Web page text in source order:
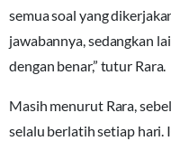
semua soal yang
jawabannya, sedangkan
dengan benar,” tutur Rara.
Masih menurut Rara,
selalu berlatih setiap hari.